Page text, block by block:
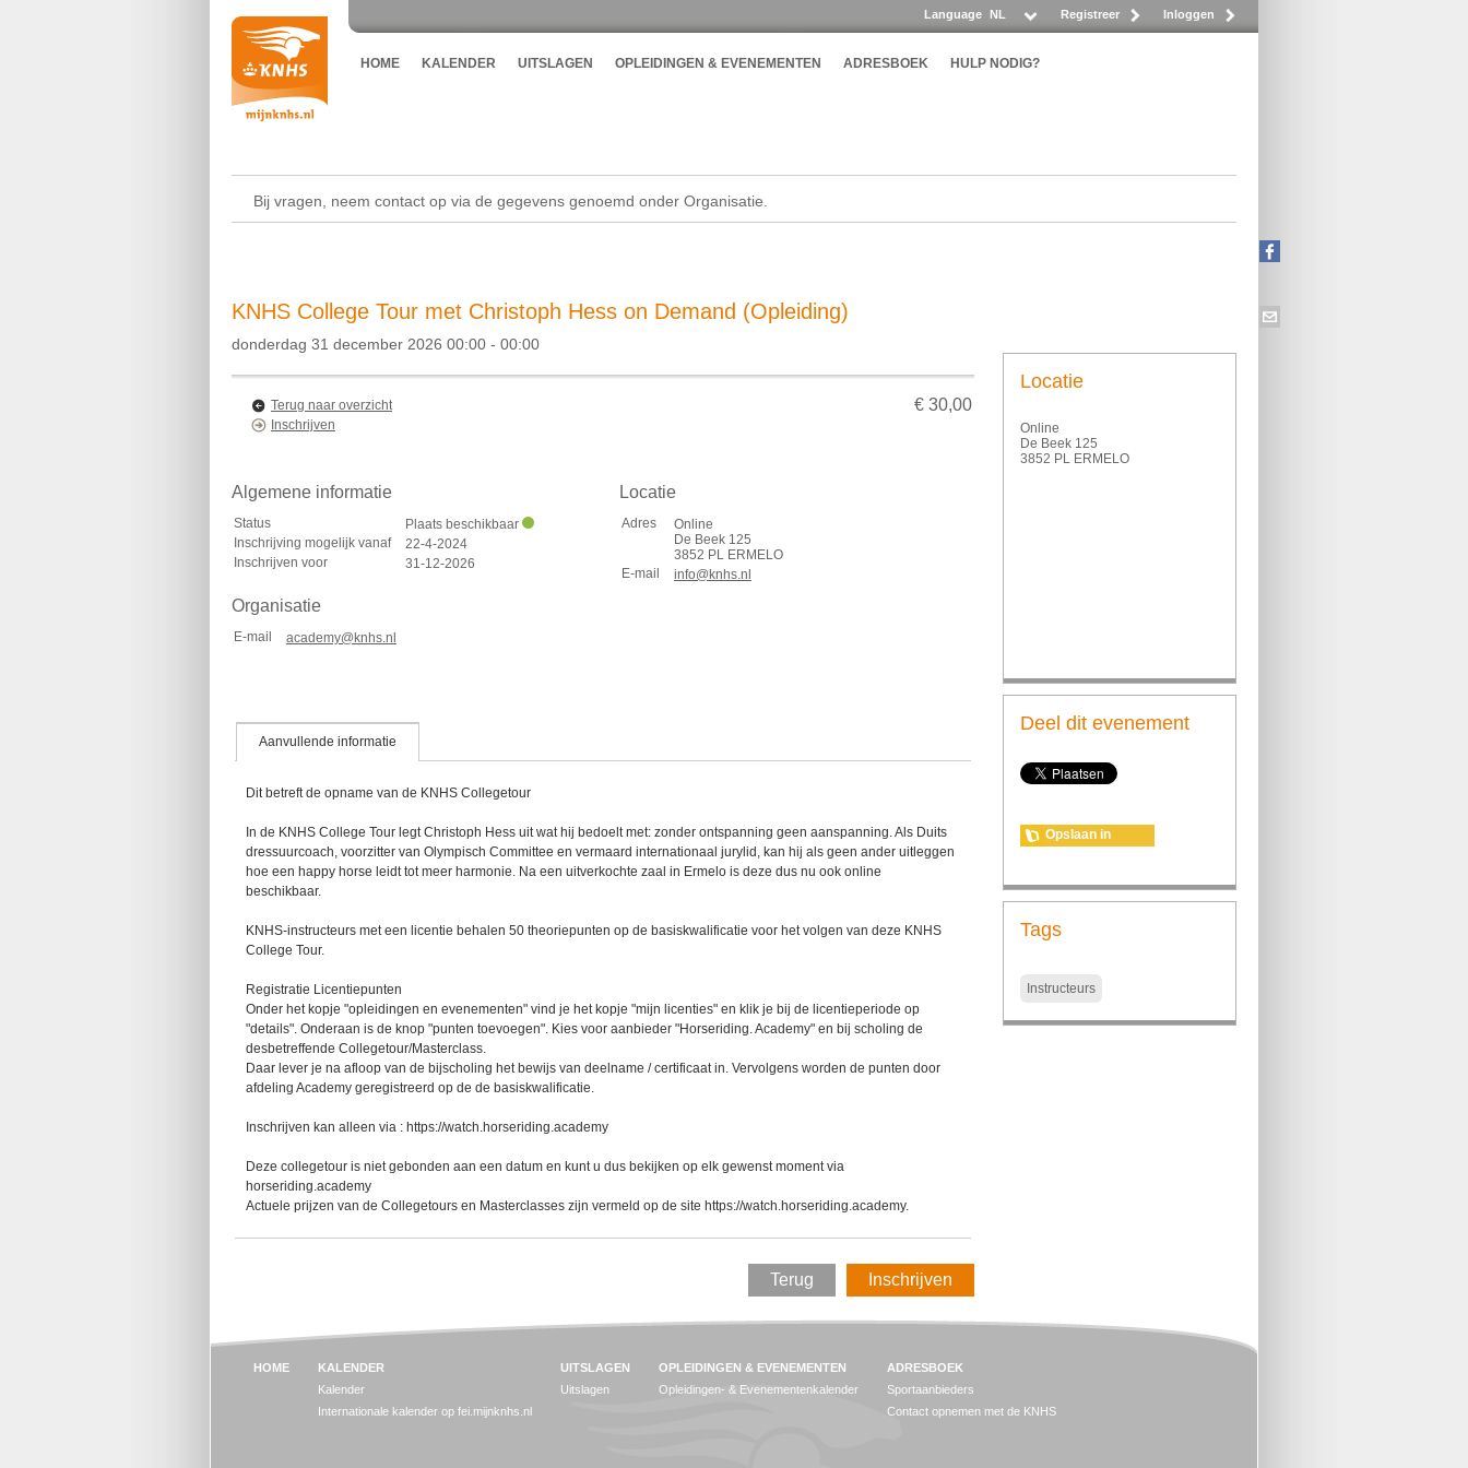
Registreer Inloggen
Language NL
HOME KALENDER UITSLAGEN OPLEIDINGEN & EVENEMENTEN ADRESBOEK HULP NODIG?
Bij vragen, neem contact op via de gegevens genoemd onder Organisatie.
KNHS College Tour met Christoph Hess on Demand (Opleiding)
donderdag 31 december 2026 00:00 - 00:00
Terug naar overzicht
Inschrijven
€ 30,00
Algemene informatie
Status
Plaats beschikbaar
Inschrijving mogelijk vanaf
22-4-2024
Inschrijven voor
31-12-2026
Organisatie
E-mail academy@knhs.nl
Locatie
Adres
Online
De Beek 125
3852 PL ERMELO
E-mail
info@knhs.nl
Aanvullende informatie
Dit betreft de opname van de KNHS Collegetour
In de KNHS College Tour legt Christoph Hess uit wat hij bedoelt met: zonder ontspanning geen aanspanning. Als Duits
dressuurcoach, voorzitter van Olympisch Committee en vermaard internationaal jurylid, kan hij als geen ander uitleggen
hoe een happy horse leidt tot meer harmonie. Na een uitverkochte zaal in Ermelo is deze dus nu ook online
beschikbaar.
KNHS-instructeurs met een licentie behalen 50 theoriepunten op de basiskwalificatie voor het volgen van deze KNHS
College Tour.
Registratie Licentiepunten
‪‪‪Onder het kopje "opleidingen en evenementen" vind je het kopje "mijn licenties" en klik je bij de licentieperiode op
"details". Onderaan is de knop "punten toevoegen". Kies voor aanbieder "Horseriding. Academy" en bij scholing de
desbetreffende Collegetour/Masterclass.
Daar lever je na afloop van de bijscholing het bewijs van deelname / certificaat in. Vervolgens worden de punten door
afdeling Academy geregistreerd op de de basiskwalificatie.
Inschrijven kan alleen via : https://watch.horseriding.academy
Deze collegetour is niet gebonden aan een datum en kunt u dus bekijken op elk gewenst moment via
horseriding.academy
Actuele prijzen van de Collegetours en Masterclasses zijn vermeld op de site https://watch.horseriding.academy.
Inschrijven
Terug
Locatie
Online
De Beek 125
3852 PL ERMELO
Deel dit evenement
Opslaan in
Tags
Instructeurs
HOME
KALENDER
Kalender
Internationale kalender op fei.mijnknhs.nl
UITSLAGEN
Uitslagen
OPLEIDINGEN & EVENEMENTEN
Opleidingen- & Evenementenkalender
ADRESBOEK
Sportaanbieders
Contact opnemen met de KNHS